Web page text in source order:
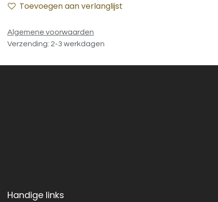
Toevoegen aan verlanglijst
Algemene voorwaarden
Verzending: 2-3 werkdagen
Handige links